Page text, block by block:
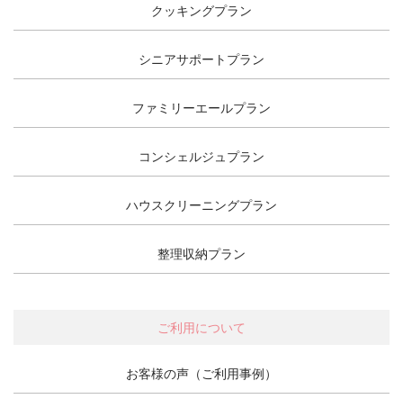
クッキングプラン
シニアサポートプラン
ファミリーエールプラン
コンシェルジュプラン
ハウスクリーニングプラン
整理収納プラン
ご利用について
お客様の声（ご利用事例）